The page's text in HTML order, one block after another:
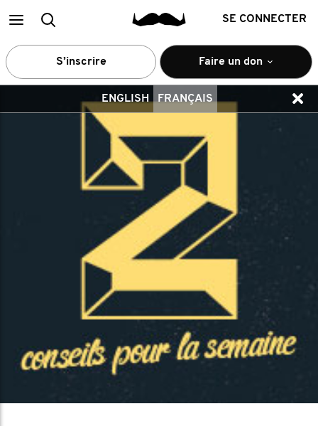
MainRecherche SE CONNECTER
S’inscrire Faire un don
ENGLISH FRANÇAIS